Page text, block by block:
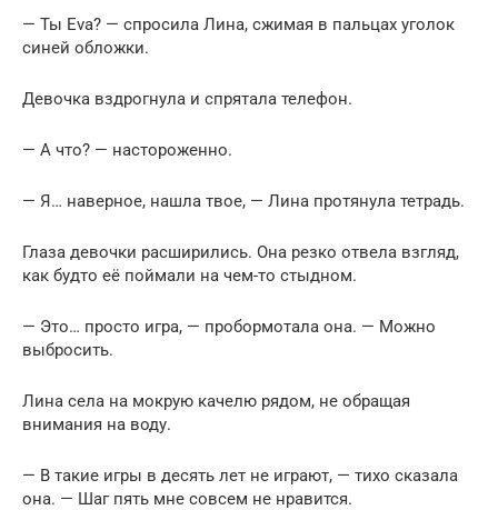
— Ты Eva? — спросила Лина, сжимая в пальцах уголок
синей обложки.
Девочка вздрогнула и спрятала телефон.
— А что? — настороженно.
— Я… наверное, нашла твое, — Лина протянула тетрадь.
Глаза девочки расширились. Она резко отвела взгляд,
как будто её поймали на чем-то стыдном.
— Это… просто игра, — пробормотала она. — Можно
выбросить.
Лина села на мокрую качелю рядом, не обращая
внимания на воду.
— В такие игры в десять лет не играют, — тихо сказала
она. — Шаг пять мне совсем не нравится.